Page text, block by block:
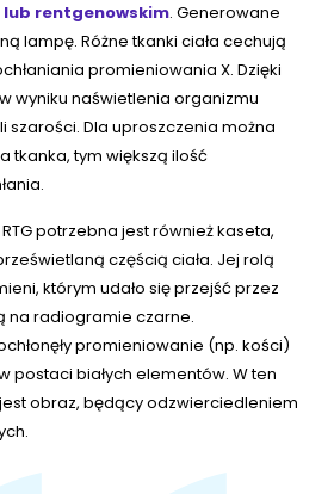
rentgenowskim. Generowane
lampę. Różne tkanki ciała cechują
promieniowania X. Dzięki
wyniku naświetlenia organizmu
szarości. Dla uproszczenia można
tkanka, tym większą ilość
potrzebna jest również kaseta,
częścią ciała. Jej rolą
którym udało się przejść przez
na radiogramie czarne.
promieniowanie (np. kości)
postaci białych elementów. W ten
obraz, będący odzwierciedleniem